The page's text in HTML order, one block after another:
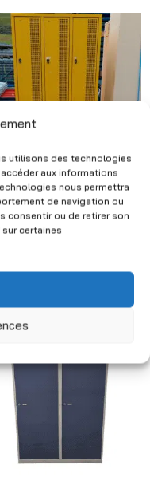
utilisons des technologies
aux informations
nous permettra
de navigation ou
consentir ou de retirer son
certaines
metal locker –
– H185 x W90
cm